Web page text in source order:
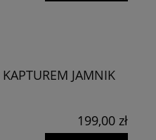
JAMNIK
199,00 zł